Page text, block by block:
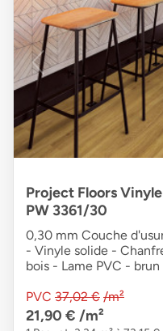
Project Floors
PW 3361/30
0,30 mm Couche
- Vinyle solide -
bois - Lame PVC - brun
PVC 37,02 € /m²
21,90 € /m²